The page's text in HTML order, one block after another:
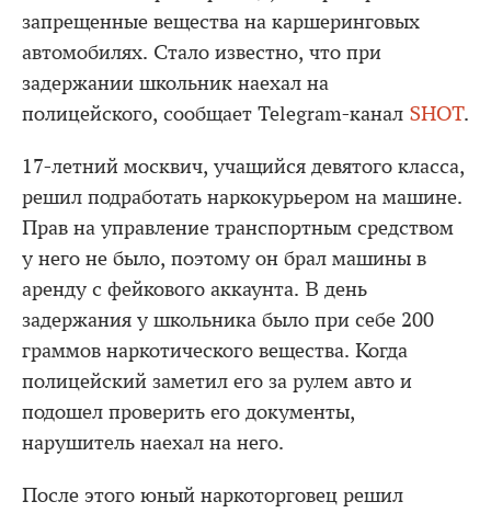
запрещенные вещества на каршеринговых
автомобилях. Стало известно, что при
задержании школьник наехал на
полицейского, сообщает Telegram-канал SHOT.
17-летний москвич, учащийся девятого класса,
решил подработать наркокурьером на машине.
Прав на управление транспортным средством
у него не было, поэтому он брал машины в
аренду с фейкового аккаунта. В день
задержания у школьника было при себе 200
граммов наркотического вещества. Когда
полицейский заметил его за рулем авто и
подошел проверить его документы,
нарушитель наехал на него.
После этого юный наркоторговец решил